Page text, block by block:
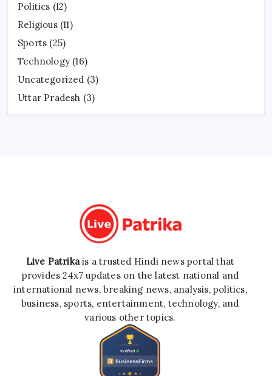
Politics (12)
Religious(11)
Sports (25)
Technology (16)
Uncategorized (3)
Uttar Pradesh (3)
Live Patrikais a trusted Hindi news portal that
provides 24x7 updates on the latest national and
international news, breaking news, analysis, politics,
business, sports, entertainment, technology, and
various other topics.